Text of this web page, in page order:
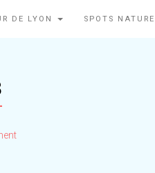
DE LYON SPOTS NATURE